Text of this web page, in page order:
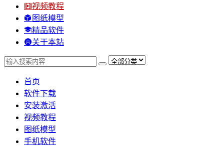
视频教程
图纸模型
精品软件
关于本站
首页
软件下载
安装激活
视频教程
图纸模型
手机软件